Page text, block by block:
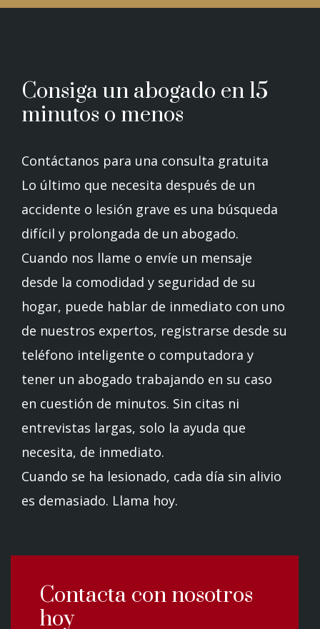
Consiga un abogado en 15
minutos o menos
Contáctanos para una consulta gratuita
Lo último que necesita después de un
accidente o lesión grave es una búsqueda
difícil y prolongada de un abogado.
Cuando nos llame o envíe un mensaje
desde la comodidad y seguridad de su
hogar, puede hablar de inmediato con uno
de nuestros expertos, registrarse desde su
teléfono inteligente o computadora y
tener un abogado trabajando en su caso
en cuestión de minutos. Sin citas ni
entrevistas largas, solo la ayuda que
necesita, de inmediato.
Cuando se ha lesionado, cada día sin alivio
es demasiado. Llama hoy.
Contacta con nosotros
hoy